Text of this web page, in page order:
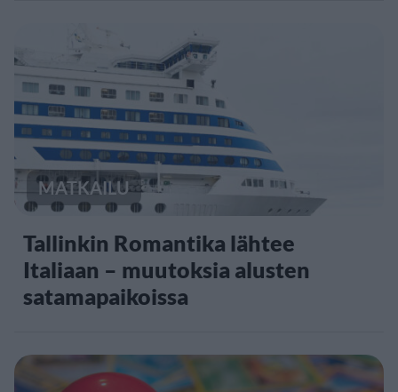
MATKAILU
Tallinkin Romantika lähtee
Italiaan – muutoksia alusten
satamapaikoissa